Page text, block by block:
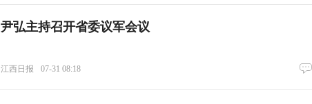
尹弘主持召开省委议军会议
江西日报 07-31 08:18